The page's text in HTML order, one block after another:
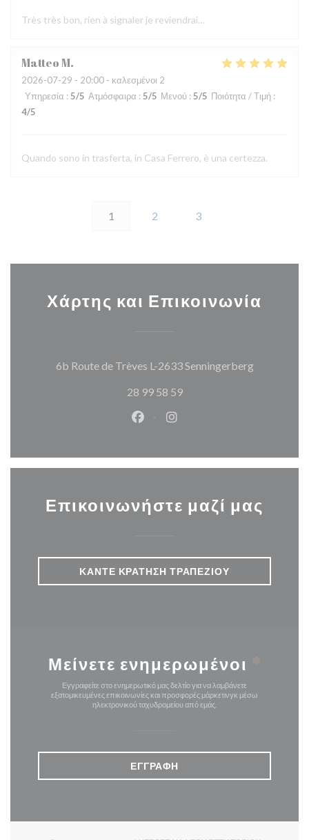
Très très bon, rien à signaler je reviendrai…
MatteoM
2026-07-29 - 20:00 - καλεσμένοι 2
Υπηρεσία : 5/5 Ατμόσφαιρα : 5/5 Μενού : 5/5 Ποιότητα / Τιμή :
4/5
Quando sono in trasferta, in Casa Ferrero, è una certezza.
1 2 3
Χάρτης και Επικοινωνία
6b Route de Trèves L-2633 Senningerberg((ανοίγει
28 99 58 59
Facebook ((ανοίγει σε νέο
Instagram ((ανοίγει σε
Επικοινωνήστε μαζί μας
ΚΆΝΤΕ ΚΡΆΤΗΣΗ ΤΡΑΠΕΖΙΟΎ
Μείνετε ενημερωμένοι
Εγγραφείτε στο ενημερωτικό μας δελτίο για να λαμβάνετε
εξατομικευμένες επικοινωνίες και προσφορές μάρκετινγκ μέσω
ηλεκτρονικού ταχυδρομείου από εμάς.
ΕΓΓΡΑΦΉ